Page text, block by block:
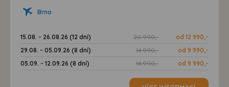
Brno
15.08. - 26.08.26 (12 dní) 20 990,-
od 12 990,-
29.08. - 05.09.26 (8 dní)
14 990,-
od 9 990,-
05.09. - 12.09.26 (8 dní)
14 990,- od 9 990,-